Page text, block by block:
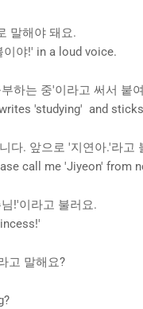
말해야 돼요.
야!' in a loud voice.
하는 중'이라고 써서 붙
'studying' and
다. 앞으로 '지연아.'라고
call me 'Jiyeon' from
!'이라고 불러요.
고 말해요?